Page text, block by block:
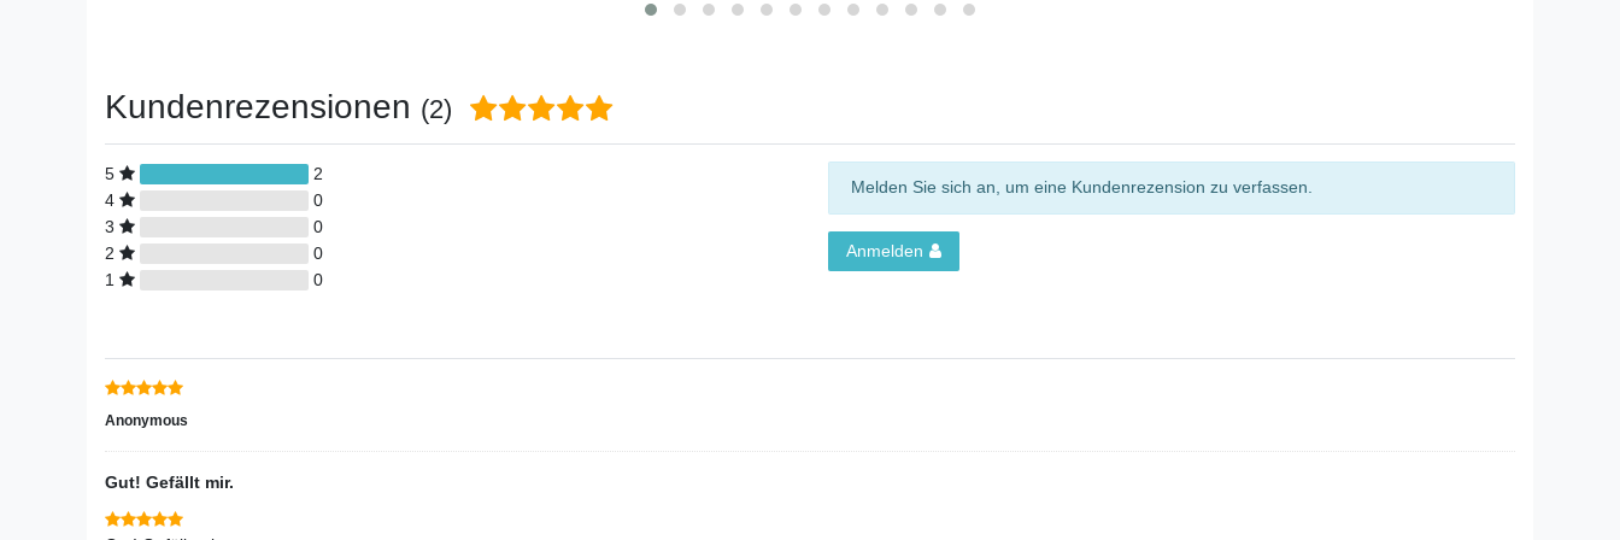
Kundenrezensionen (2)
5
2
4
0
3
0
2
0
1
0
Melden Sie sich an, um eine Kundenrezension zu verfassen.
Anmelden
Anonymous
Gut! Gefällt mir.